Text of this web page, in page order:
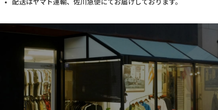
配送はヤマト運輸、佐川急便にてお届けしております。